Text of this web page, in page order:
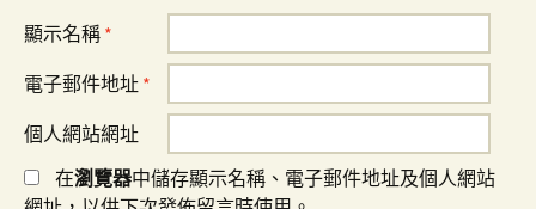
顯示名稱 *
電子郵件地址 *
個人網站網址
在瀏覽器中儲存顯示名稱、電子郵件地址及個人網站